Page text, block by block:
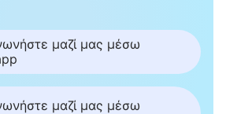
μαζί μας μέσω
μαζί μας μέσω